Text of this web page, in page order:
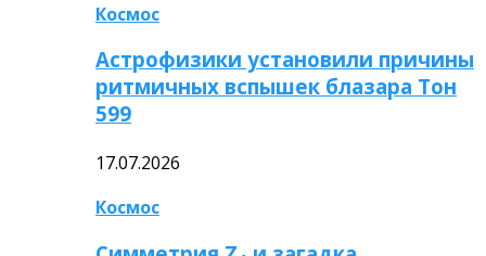
Космос
Астрофизики установили причины
ритмичных вспышек блазара Тон
599
17.07.2026
Космос